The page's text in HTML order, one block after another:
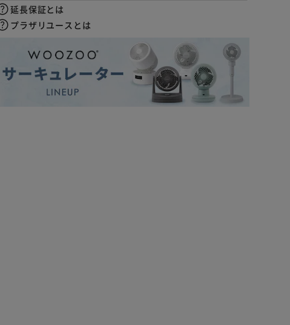
延長保証とは
プラザリユースとは